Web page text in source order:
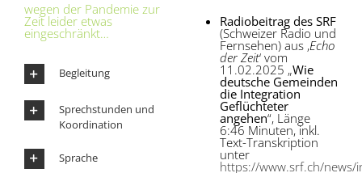
wegen der Pandemie zur
Zeit leider etwas
eingeschränkt…
Begleitung
Sprechstunden und
Koordination
Sprache
Radiobeitrag des SRF
(Schweizer Radio und
Fernsehen) aus ‚Echo
der Zeit‘ vom
11.02.2025 „Wie
deutsche Gemeinden
die Integration
Geflüchteter
angehen“, Länge
6:46 Minuten, inkl.
Text-Transkription
unter
https://www.srf.ch/news/